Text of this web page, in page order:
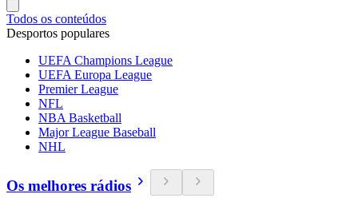
Todos os conteúdos
Desportos populares
UEFA Champions League
UEFA Europa League
Premier League
NFL
NBA Basketball
Major League Baseball
NHL
Os melhores rádios